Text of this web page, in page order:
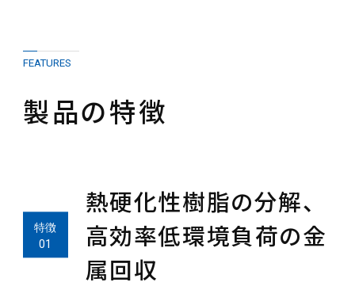
FEATURES
製品の特徴
熱硬化性樹脂の分解、
高効率低環境負荷の金
属回収